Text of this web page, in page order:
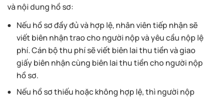
và nội dung hồ sơ:
Nếu hồ sơ đầy đủ và hợp lệ, nhân viên tiếp nhận sẽ
viết biên nhận trao cho người nộp và yêu cầu nộp lệ
phí. Cán bộ thu phí sẽ viết biên lai thu tiền và giao
giấy biên nhận cùng biên lai thu tiền cho người nộp
hồ sơ.
Nếu hồ sơ thiếu hoặc không hợp lệ, thì người nộp